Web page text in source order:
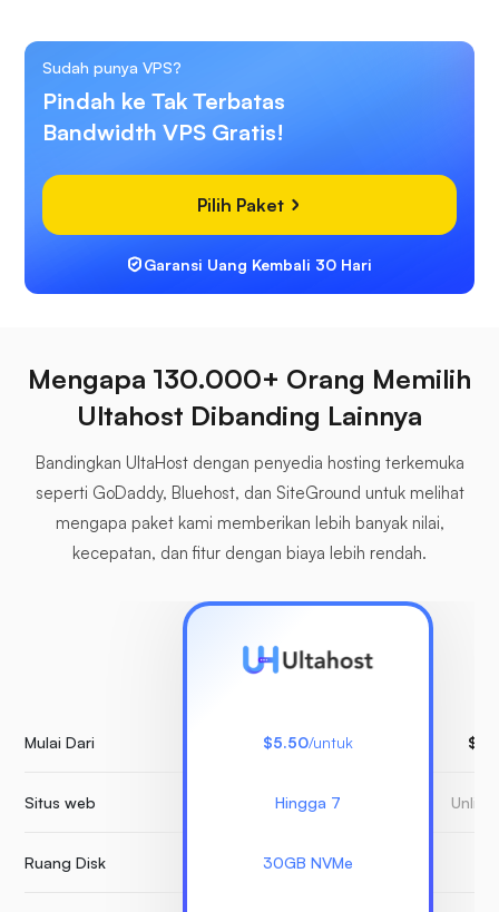
Sudah punya VPS?
Pindah ke Tak Terbatas
Bandwidth VPS Gratis!
Pilih Paket
Garansi Uang Kembali 30 Hari
Mengapa 130.000+ Orang Memilih
Ultahost Dibanding Lainnya
Bandingkan UltaHost dengan penyedia hosting terkemuka
seperti GoDaddy, Bluehost, dan SiteGround untuk melihat
mengapa paket kami memberikan lebih banyak nilai,
kecepatan, dan fitur dengan biaya lebih rendah.
Mulai Dari
Situs web
Ruang Disk
$5.50/untuk
Hingga 7
30GB NVMe